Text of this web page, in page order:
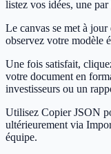
listez vos idées, une
Le canvas se met à
observez votre modèle
Une fois satisfait,
votre document en
investisseurs ou un
Utilisez Copier JSON
ultérieurement via
équipe.